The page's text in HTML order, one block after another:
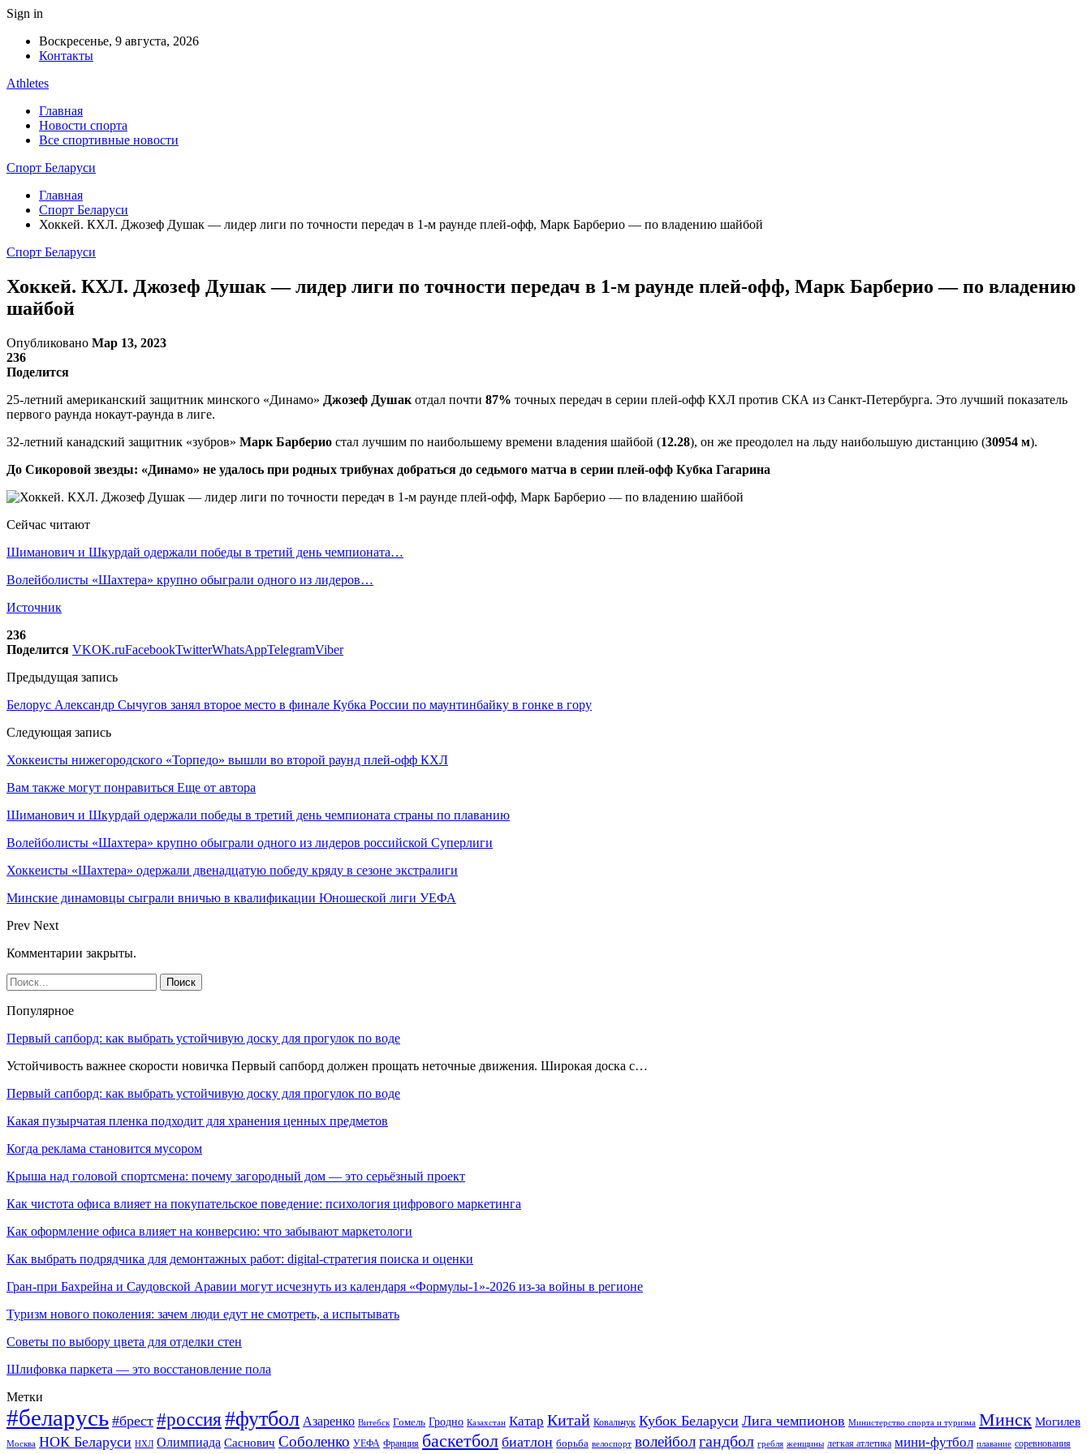
Sign in
Воскресенье, 9 августа, 2026
Контакты
Athletes
Главная
Новости спорта
Все спортивные новости
Спорт Беларуси
Главная
Спорт Беларуси
Хоккей. КХЛ. Джозеф Душак — лидер лиги по точности передач в 1-м раунде плей-офф, Марк Барберио — по владению шайбой
Спорт Беларуси
Хоккей. КХЛ. Джозеф Душак — лидер лиги по точности передач в 1-м раунде плей-офф, Марк Барберио — по владению
шайбой
Опубликовано Мар 13, 2023
236
Поделится
25-летний американский защитник минского «Динамо» Джозеф Душак отдал почти 87% точных передач в серии плей-офф КХЛ против СКА из Санкт-Петербурга. Это лучший показатель
первого раунда нокаут-раунда в лиге.
32-летний канадский защитник «зубров» Марк Барберио стал лучшим по наибольшему времени владения шайбой (12.28), он же преодолел на льду наибольшую дистанцию (30954 м).
До Сикоровой звезды: «Динамо» не удалось при родных трибунах добраться до седьмого матча в серии плей-офф Кубка Гагарина
Сейчас читают
Шиманович и Шкурдай одержали победы в третий день чемпионата…
Волейболисты «Шахтера» крупно обыграли одного из лидеров…
Источник
236
Поделится VKOK.ruFacebookTwitterWhatsAppTelegramViber
Предыдущая запись
Белорус Александр Сычугов занял второе место в финале Кубка России по маунтинбайку в гонке в гору
Следующая запись
Хоккеисты нижегородского «Торпедо» вышли во второй раунд плей-офф КХЛ
Вам также могут понравиться Еще от автора
Шиманович и Шкурдай одержали победы в третий день чемпионата страны по плаванию
Волейболисты «Шахтера» крупно обыграли одного из лидеров российской Суперлиги
Хоккеисты «Шахтера» одержали двенадцатую победу кряду в сезоне экстралиги
Минские динамовцы сыграли вничью в квалификации Юношеской лиги УЕФА
Prev Next
Комментарии закрыты.
Популярное
Первый сапборд: как выбрать устойчивую доску для прогулок по воде
Устойчивость важнее скорости новичка Первый сапборд должен прощать неточные движения. Широкая доска с…
Первый сапборд: как выбрать устойчивую доску для прогулок по воде
Какая пузырчатая пленка подходит для хранения ценных предметов
Когда реклама становится мусором
Крыша над головой спортсмена: почему загородный дом — это серьёзный проект
Как чистота офиса влияет на покупательское поведение: психология цифрового маркетинга
Как оформление офиса влияет на конверсию: что забывают маркетологи
Как выбрать подрядчика для демонтажных работ: digital-стратегия поиска и оценки
Гран-при Бахрейна и Саудовской Аравии могут исчезнуть из календаря «Формулы-1»-2026 из-за войны в регионе
Туризм нового поколения: зачем люди едут не смотреть, а испытывать
Советы по выбору цвета для отделки стен
Шлифовка паркета — это восстановление пола
Метки
#беларусь #брест #россия#футбол Азаренко Витебск Гомель Гродно Казахстан Катар Китай Ковальчук Кубок Беларуси Лига чемпионов Министерство спорта и туризма Минск Могилев
Москва НОК Беларуси НХЛ Олимпиада Саснович Соболенко УЕФА Франция баскетбол биатлон борьба велоспорт волейболгандбол гребля женщины легкая атлетика мини-футбол плавание соревнования